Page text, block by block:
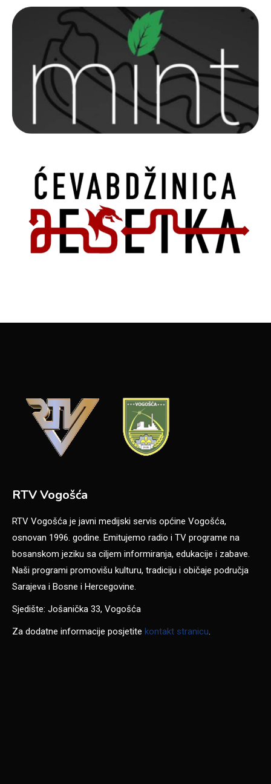
RTV Vogošća
RTV Vogošća je javni medijski servis općine Vogošća,
osnovan 1996. godine. Emitujemo radio i TV programe na
bosanskom jeziku sa ciljem informiranja, edukacije i zabave.
Naši programi promovišu kulturu, tradiciju i običaje područja
Sarajeva i Bosne i Hercegovine.
Sjedište: Jošanička 33, Vogošća
Za dodatne informacije posjetite kontakt stranicu